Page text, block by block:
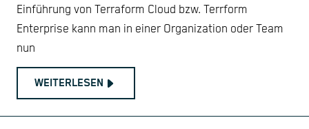
Einführung von Terraform Cloud bzw. Terrform
Enterprise kann man in einer Organization oder Team
nun
WEITERLESEN